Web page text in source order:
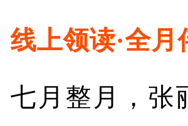
线上领读·全月
七月整月，张